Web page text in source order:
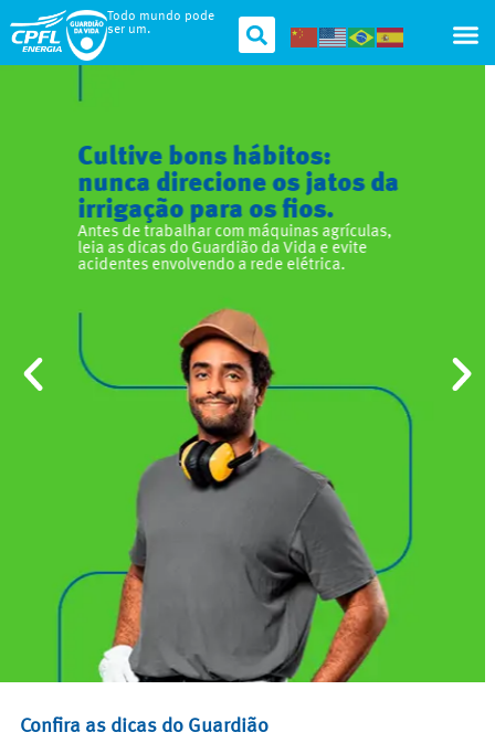
Todo mundo pode
ser um.
Fique ainda mais seguro
dentro de casa com as dicas
do Guardião.
Nada de ligar aparelhos com as mãos molhadas
e evite adaptadores nas tomadas. Siga as dicas
e seja um Guardião da Vida dentro da sua casa.
Confira as dicas do Guardião